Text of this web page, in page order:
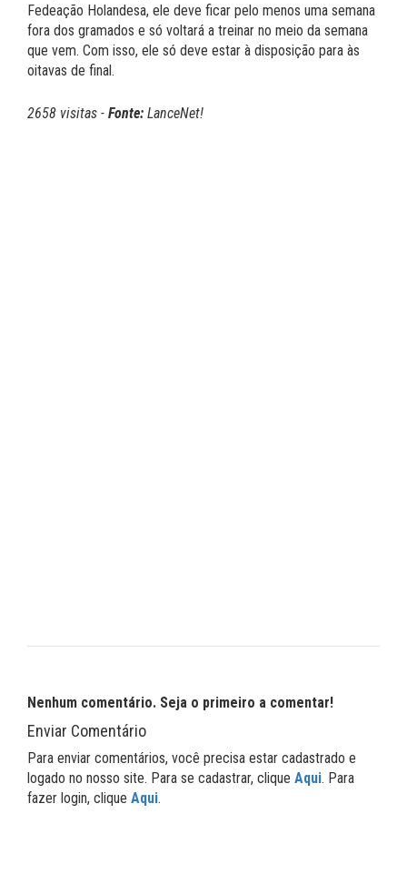
Fedeação Holandesa, ele deve ficar pelo menos uma semana
fora dos gramados e só voltará a treinar no meio da semana
que vem. Com isso, ele só deve estar à disposição para às
oitavas de final.
2658 visitas - Fonte: LanceNet!
Nenhum comentário. Seja o primeiro a comentar!
Enviar Comentário
Para enviar comentários, você precisa estar cadastrado e
logado no nosso site. Para se cadastrar, clique Aqui. Para
fazer login, clique Aqui.